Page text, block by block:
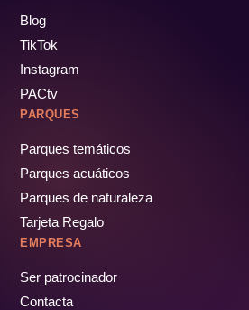
Blog
TikTok
Instagram
PACtv
PARQUES
Parques temáticos
Parques acuáticos
Parques de naturaleza
Tarjeta Regalo
EMPRESA
Ser patrocinador
Contacta